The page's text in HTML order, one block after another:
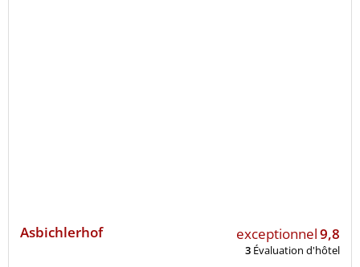
Asbichlerhof exceptionnel9,8
3 Évaluation d'hôtel